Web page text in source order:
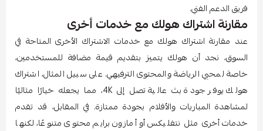
فريق الدعم الفني.
مقارنة اشتراك هولك مع خدمات أخرى
عند مقارنة اشتراك هولك مع خدمات الاشتراك الأخرى المتاحة في
السوق، نجد أن هولك يتميز بتقديم قيمة مضافة للمستخدمين،
خاصة لمحبي الرياضة والمحتوى الترفيهي. على سبيل المثال، اشتراك
هولك يوفر جودة بث عالية تصل إلى 4K، مما يجعله خيارًا مثاليًا
لمشاهدة المباريات والأفلام بجودة ممتازة. في المقابل، قد تقدم
خدمات أخرى مثل نتفليكس أو أمازون برايم محتوى متنوعًا، لكنها